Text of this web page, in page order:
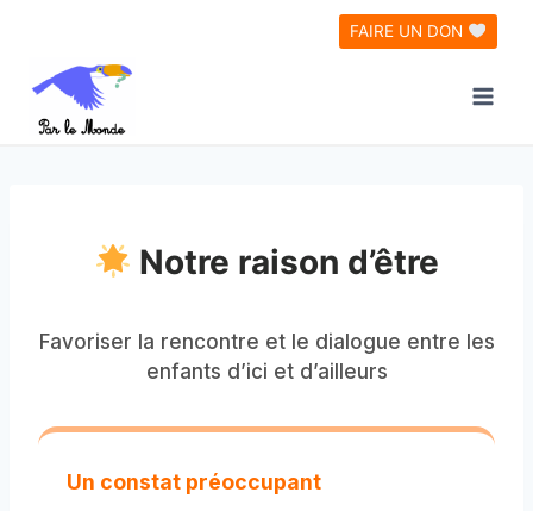
contenu
FAIRE UN DON
Notre raison d’être
Favoriser la rencontre et le dialogue entre les
enfants d’ici et d’ailleurs
Un constat préoccupant